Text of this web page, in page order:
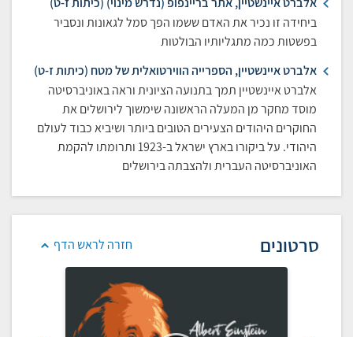
ביחידה זו נכיר את האדם ששמו הפך סמל לגאונות ונסביר
בפשטות כמה מתגליותיו הבולטות
אלברט איינשטיין, הספרייה הווירטואלית של מטח (כיתות ז-ט)
אלברט איינשטיין תמך בתנועה הציונית וראה באוניברסיטה
מוסד מחקר מן המעלה הראשונה שימשוך לירושלים את
החוקרים היהודים הצעירים הטובים ביותר ושיביא כבוד לעולם
היהודי. על ביקורו בארץ ישראל ב-1923 ותרומתו להקמת
האוניברסיטה העברית ולהצבתה בירושלים
חזרה לראש הדף סרטונים